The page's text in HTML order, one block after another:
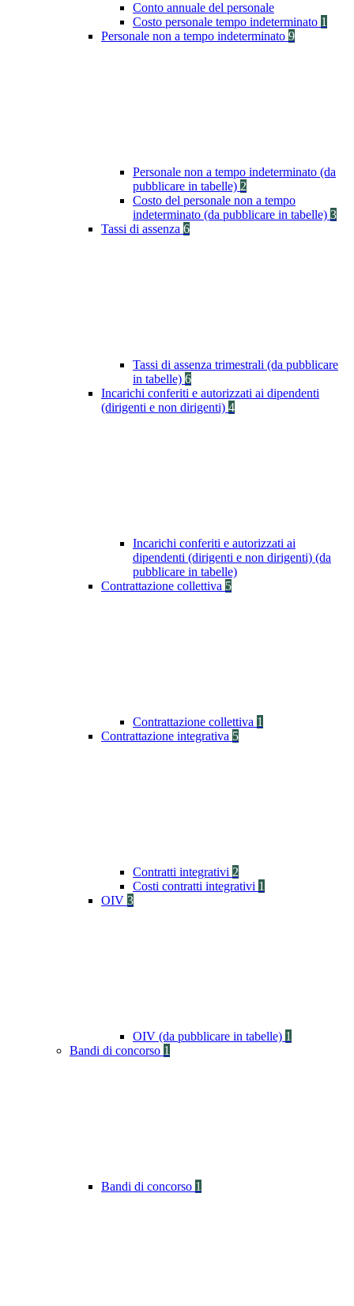
Conto annuale del personale
Costo personale tempo indeterminato 1
Personale non a tempo indeterminato 9
Personale non a tempo indeterminato (da
pubblicare in tabelle) 2
Costo del personale non a tempo
indeterminato (da pubblicare in tabelle) 3
Tassi di assenza 6
Tassi di assenza trimestrali (da pubblicare
in tabelle) 6
Incarichi conferiti e autorizzati ai dipendenti
(dirigenti e non dirigenti) 4
Incarichi conferiti e autorizzati ai
dipendenti (dirigenti e non dirigenti) (da
pubblicare in tabelle)
Contrattazione collettiva 5
Contrattazione collettiva 1
Contrattazione integrativa 5
Contratti integrativi 2
Costi contratti integrativi 1
OIV 3
OIV (da pubblicare in tabelle) 1
Bandi di concorso 1
Bandi di concorso 1